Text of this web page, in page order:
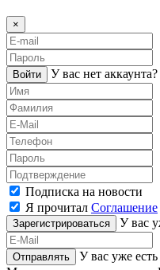
×
Войти У вас нет аккаунта?
Подписка на новости
Я прочитал Соглашение
Зарегистрироваться У вас
Отправлять У вас уже есть